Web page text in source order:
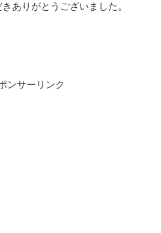
ありがとうございました。
ンサーリンク